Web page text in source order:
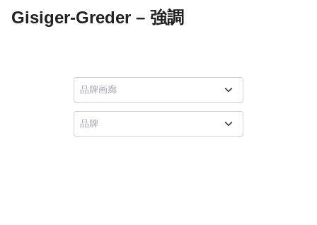
Gisiger-Greder – 強調